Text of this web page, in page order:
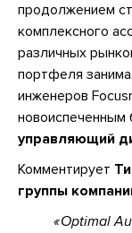
продолжением
комплексного
различных
портфеля
инженеров
управляющий
Комментирует
группы
Optimal